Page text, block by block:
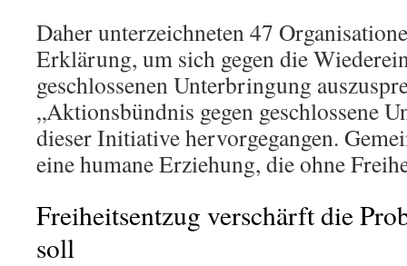
Daher unterzeichneten 47
Erklärung, um sich gegen die
geschlossenen Unterbringung
„Aktionsbündnis gegen geschlossene
dieser Initiative hervorgegangen.
eine humane Erziehung, die ohne
Freiheitsentzug verschärft die
soll